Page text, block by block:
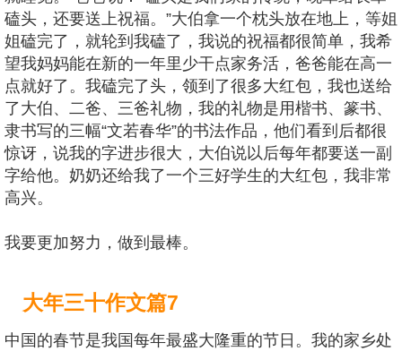
磕头，还要送上祝福。”大伯拿一个枕头放在地上，等姐
姐磕完了，就轮到我磕了，我说的祝福都很简单，我希
望我妈妈能在新的一年里少干点家务活，爸爸能在高一
点就好了。我磕完了头，领到了很多大红包，我也送给
了大伯、二爸、三爸礼物，我的礼物是用楷书、篆书、
隶书写的三幅“文若春华”的书法作品，他们看到后都很
惊讶，说我的字进步很大，大伯说以后每年都要送一副
字给他。奶奶还给我了一个三好学生的大红包，我非常
高兴。
我要更加努力，做到最棒。
大年三十作文篇7
中国的春节是我国每年最盛大隆重的节日。我的家乡处